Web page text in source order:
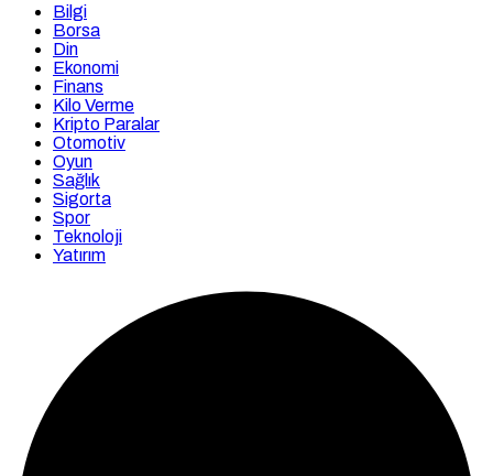
Bilgi
Borsa
Din
Ekonomi
Finans
Kilo Verme
Kripto Paralar
Otomotiv
Oyun
Sağlık
Sigorta
Spor
Teknoloji
Yatırım